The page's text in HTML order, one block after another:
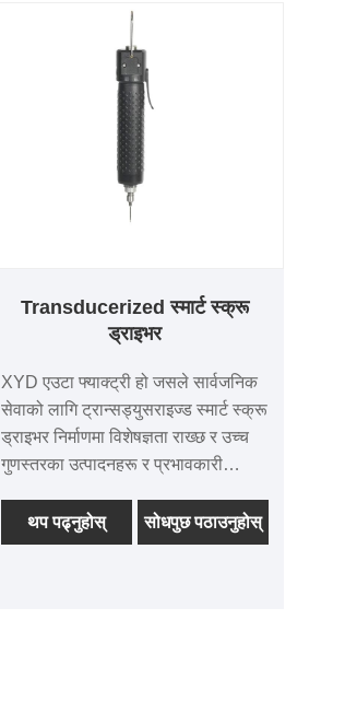
Transducerized स्मार्ट स्क्रू
ड्राइभर
XYD एउटा फ्याक्ट्री हो जसले सार्वजनिक
सेवाको लागि ट्रान्सड्युसराइज्ड स्मार्ट स्क्रू
ड्राइभर निर्माणमा विशेषज्ञता राख्छ र उच्च
गुणस्तरका उत्पादनहरू र प्रभावकारी
परिचित छ। XYD यस स्मार्ट स्क्रू
ड्राइभरको लागि यसको प्रक्रिया प्रविधि
थप पढ्नुहोस् सोधपुछ पठाउनुहोस्